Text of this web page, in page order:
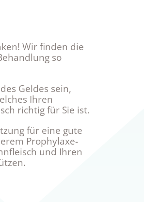
Wir finden die
so
Geldes sein,
Ihren
richtig für Sie ist.
für eine gute
Prophylaxe-
und Ihren